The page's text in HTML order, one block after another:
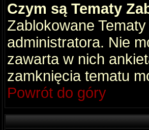
Czym są Tematy
Zablokowane
administratora. Nie
zawarta w nich
zamknięcia tematu
Powrót do góry